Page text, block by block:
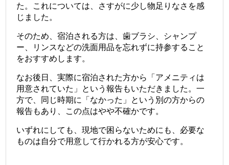
た。これについては、さすがに少し物足りなさを感
じました。
そのため、宿泊される方は、歯ブラシ、シャンプ
ー、リンスなどの洗面用品を忘れずに持参すること
をおすすめします。
なお後日、実際に宿泊された方から「アメニティは
用意されていた」という報告もいただきました。一
方で、同じ時期に「なかった」という別の方からの
報告もあり、この点はやや不確かです。
いずれにしても、現地で困らないためにも、必要な
ものは自分で用意して行かれる方が安心です。